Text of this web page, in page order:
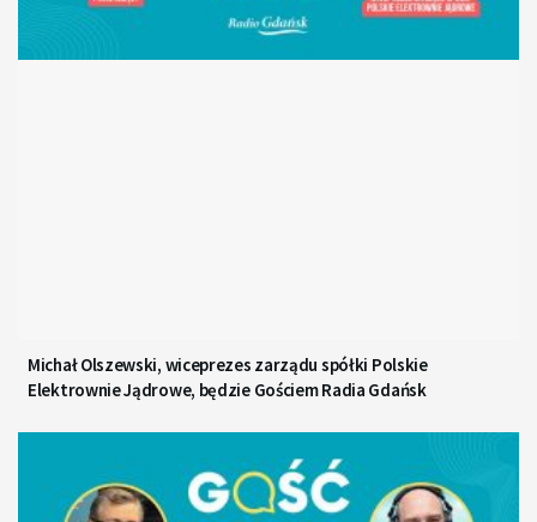
Michał Olszewski, wiceprezes zarządu spółki Polskie
Elektrownie Jądrowe, będzie Gościem Radia Gdańsk